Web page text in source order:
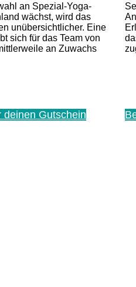
an Spezial-Yoga-
wächst, wird das
unübersichtlicher. Eine
sich für das Team von
an Zuwachs
deinen Gutschein